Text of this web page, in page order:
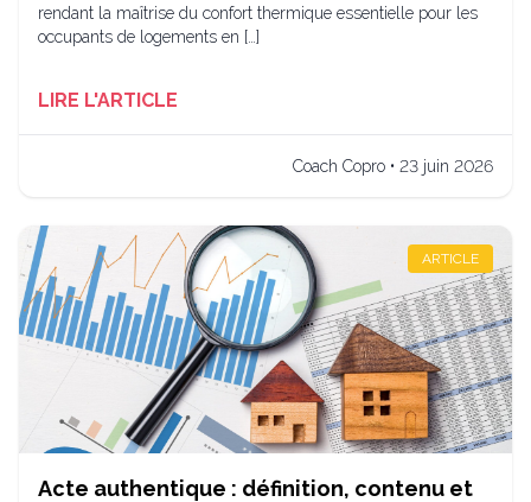
rendant la maîtrise du confort thermique essentielle pour les
occupants de logements en […]
LIRE L'ARTICLE
Coach Copro • 23 juin 2026
ARTICLE
Acte authentique : définition, contenu et